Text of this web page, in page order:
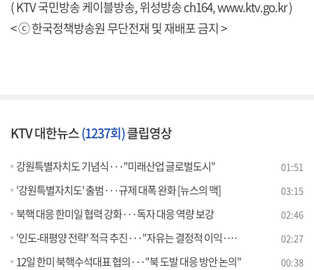
( KTV 국민방송 케이블방송, 위성방송 ch164,www.ktv.go.kr)
< ⓒ 한국정책방송원 무단전재 및 재배포 금지 >
KTV 대한뉴스(1237회)클립영상
강원특별자치도 기념식···"미래산업 글로벌도시" 01:51
'강원특별자치도' 출범···규제 대폭 완화 [뉴스의 맥] 03:15
북핵 대응 한미일 협력 강화···독자 대응 역량 보강 02:46
'인도-태평양 전략' 적극 추진···"자유는 결정적 이익·생존 문제" 02:27
12일 한미 북핵수석대표 협의···"북 도발 대응 방안 논의" 00:38